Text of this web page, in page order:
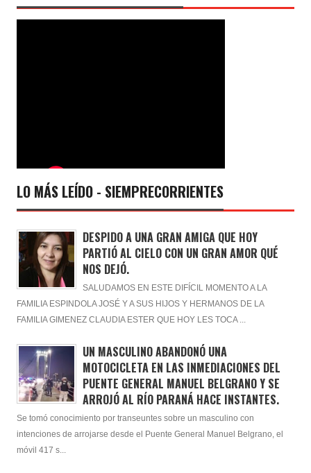
LO MÁS LEÍDO - SIEMPRECORRIENTES
DESPIDO A UNA GRAN AMIGA QUE HOY
PARTIÓ AL CIELO CON UN GRAN AMOR QUÉ
NOS DEJÓ.
SALUDAMOS EN ESTE DIFÍCIL MOMENTO A LA
FAMILIA ESPINDOLA JOSÉ Y A SUS HIJOS Y HERMANOS DE LA
FAMILIA GIMENEZ CLAUDIA ESTER QUE HOY LES TOCA ...
UN MASCULINO ABANDONÓ UNA
MOTOCICLETA EN LAS INMEDIACIONES DEL
PUENTE GENERAL MANUEL BELGRANO Y SE
ARROJÓ AL RÍO PARANÁ HACE INSTANTES.
Se tomó conocimiento por transeuntes sobre un masculino con
intenciones de arrojarse desde el Puente General Manuel Belgrano, el
móvil 417 s...